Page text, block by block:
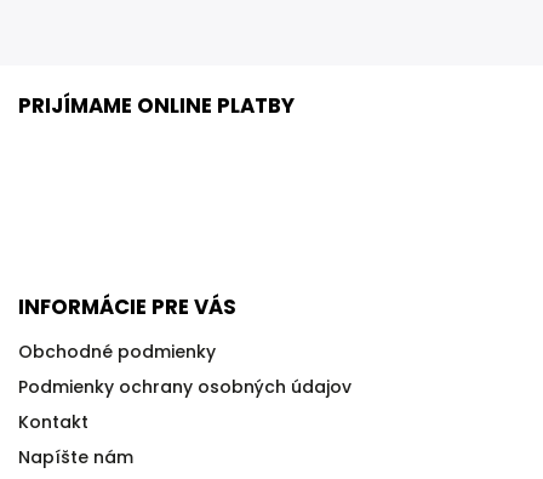
PRIJÍMAME ONLINE PLATBY
INFORMÁCIE PRE VÁS
Obchodné podmienky
Podmienky ochrany osobných údajov
Kontakt
Napíšte nám